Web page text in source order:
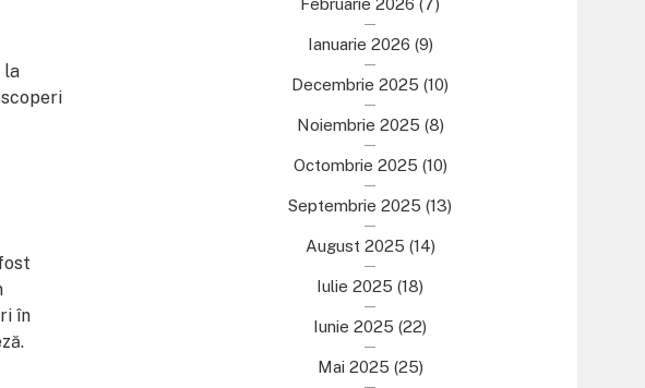
la
în
Februarie 2026 (7)
Ianuarie 2026 (9)
Decembrie 2025 (10)
Noiembrie 2025 (8)
Octombrie 2025 (10)
Septembrie 2025 (13)
August 2025 (14)
Iulie 2025 (18)
Iunie 2025 (22)
Mai 2025 (25)